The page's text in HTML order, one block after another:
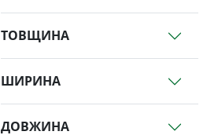
ТОВЩИНА
ШИРИНА
ДОВЖИНА